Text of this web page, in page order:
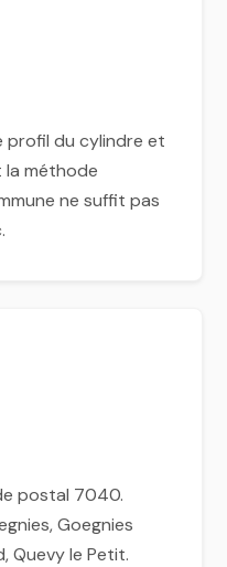
profil du cylindre et
la méthode
ne suffit pas
postal 7040.
Goegnies
Quevy le Petit.